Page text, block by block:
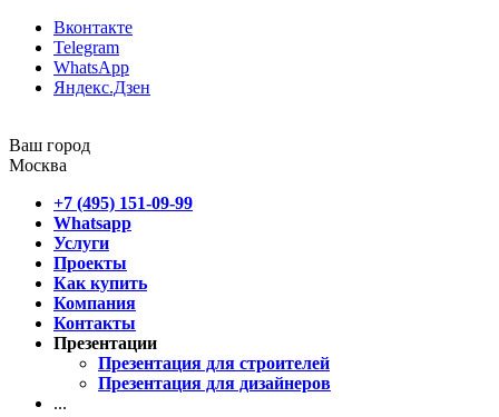
Вконтакте
Telegram
WhatsApp
Яндекс.Дзен
Ваш город
Москва
+7 (495) 151-09-99
Whatsapp
Услуги
Проекты
Как купить
Компания
Контакты
Презентации
Презентация для строителей
Презентация для дизайнеров
...